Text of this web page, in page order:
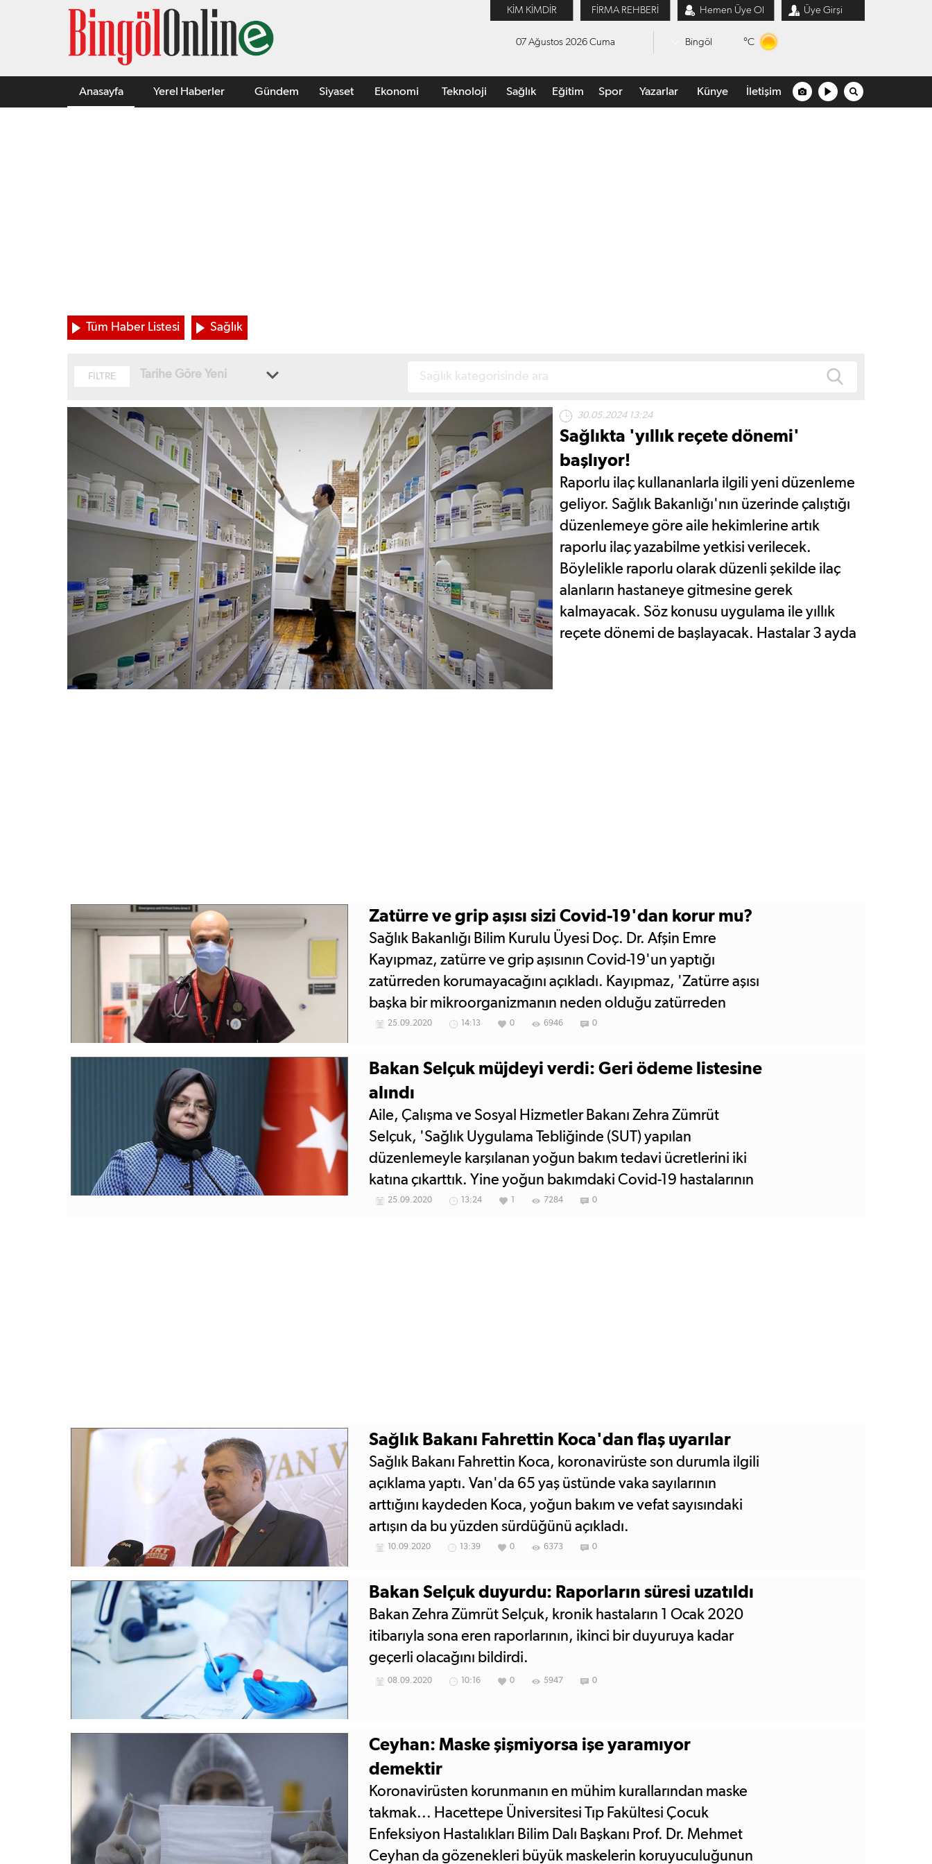
KİM KİMDİR FİRMA REHBERİ Hemen Üye Ol Üye Girşi
07 Ağustos 2026 Cuma Bingöl °C
Anasayfa Yerel Haberler Gündem Siyaset Ekonomi Teknoloji Sağlık Eğitim Spor Yazarlar Künye İletişim
Tüm Haber Listesi Sağlık
FİLTRE Tarihe Göre Yeni
30.05.2024 13:24
Sağlıkta 'yıllık reçete dönemi'
başlıyor!
Raporlu ilaç kullananlarla ilgili yeni düzenleme
geliyor. Sağlık Bakanlığı'nın üzerinde çalıştığı
düzenlemeye göre aile hekimlerine artık
raporlu ilaç yazabilme yetkisi verilecek.
Böylelikle raporlu olarak düzenli şekilde ilaç
alanların hastaneye gitmesine gerek
kalmayacak. Söz konusu uygulama ile yıllık
reçete dönemi de başlayacak. Hastalar 3 ayda
Zatürre ve grip aşısı sizi Covid-19'dan korur mu?
Sağlık Bakanlığı Bilim Kurulu Üyesi Doç. Dr. Afşin Emre
Kayıpmaz, zatürre ve grip aşısının Covid-19'un yaptığı
zatürreden korumayacağını açıkladı. Kayıpmaz, 'Zatürre aşısı
başka bir mikroorganizmanın neden olduğu zatürreden
koruyan bir aşıdır' dedi.
25.09.2020 14:13 0 6946 0
Bakan Selçuk müjdeyi verdi: Geri ödeme listesine
alındı
Aile, Çalışma ve Sosyal Hizmetler Bakanı Zehra Zümrüt
Selçuk, 'Sağlık Uygulama Tebliğinde (SUT) yapılan
düzenlemeyle karşılanan yoğun bakım tedavi ücretlerini iki
katına çıkarttık. Yine yoğun bakımdaki Covid-19 hastalarının
tedavisinde kullanılan ilaçları geri ödeme listemize aldık.'
25.09.2020 13:24 7284 0
Sağlık Bakanı Fahrettin Koca'dan flaş uyarılar
Sağlık Bakanı Fahrettin Koca, koronavirüste son durumla ilgili
açıklama yaptı. Van'da 65 yaş üstünde vaka sayılarının
arttığını kaydeden Koca, yoğun bakım ve vefat sayısındaki
artışın da bu yüzden sürdüğünü açıkladı.
10.09.2020 13:39 0 6373 0
Bakan Selçuk duyurdu: Raporların süresi uzatıldı
Bakan Zehra Zümrüt Selçuk, kronik hastaların 1 Ocak 2020
itibarıyla sona eren raporlarının, ikinci bir duyuruya kadar
geçerli olacağını bildirdi.
08.09.2020 10:16 0 5947 0
Ceyhan: Maske şişmiyorsa işe yaramıyor
demektir
Koronavirüsten korunmanın en mühim kurallarından maske
takmak... Hacettepe Üniversitesi Tıp Fakültesi Çocuk
Enfeksiyon Hastalıkları Bilim Dalı Başkanı Prof. Dr. Mehmet
Ceyhan da gözenekleri büyük maskelerin koruyuculuğunun